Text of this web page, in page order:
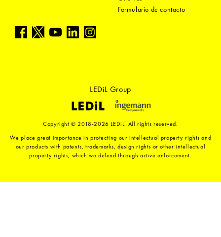
Formulario de contacto
LEDiL Group
Copyright © 2018-2026 LEDiL. All rights reserved.
We place great importance in protecting our intellectual property rights and
our products with patents, trademarks, design rights or other intellectual
property rights, which we defend through active enforcement.